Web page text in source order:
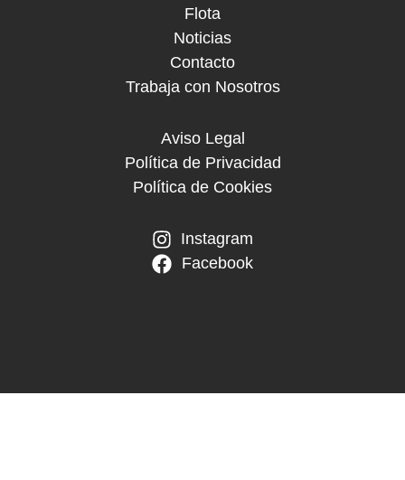
Flota
Noticias
Contacto
Trabaja con Nosotros
Aviso Legal
Política de Privacidad
Política de Cookies
Instagram
Facebook